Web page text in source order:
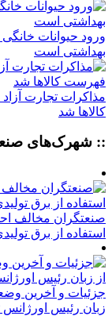
ورود حیوانات
بهداشتی است
مذاکرات تجارت
کالاها شد
:: شهرک‌های
صنعتگران مخالف
استفاده از برق
جزئیات و آخرین
زبان رئیس اورژانس